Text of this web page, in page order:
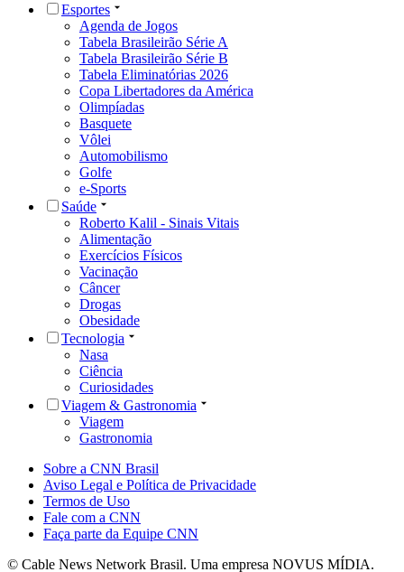
Esportes
Agenda de Jogos
Tabela Brasileirão Série A
Tabela Brasileirão Série B
Tabela Eliminatórias 2026
Copa Libertadores da América
Olimpíadas
Basquete
Vôlei
Automobilismo
Golfe
e-Sports
Saúde
Roberto Kalil - Sinais Vitais
Alimentação
Exercícios Físicos
Vacinação
Câncer
Drogas
Obesidade
Tecnologia
Nasa
Ciência
Curiosidades
Viagem & Gastronomia
Viagem
Gastronomia
Sobre a CNN Brasil
Aviso Legal e Política de Privacidade
Termos de Uso
Fale com a CNN
Faça parte da Equipe CNN
© Cable News Network Brasil. Uma empresa NOVUS MÍDIA.